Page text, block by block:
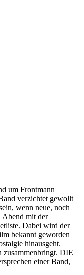
um Frontmann
verzichtet gewollt
wenn neue, noch
Abend mit der
Dabei wird der
bekannt geworden
hinausgeht.
zusammenbringt. DIE
einer Band,